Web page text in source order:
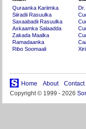
Quraanka Kariimka
Siiradii Rasuulka
Saxaabadii Rasuulka
Axkaamka Salaadda
Zakada Maalka
Ramadaanka
Ribo Soomaali
Home About Contact
Copyright © 1999 - 2026